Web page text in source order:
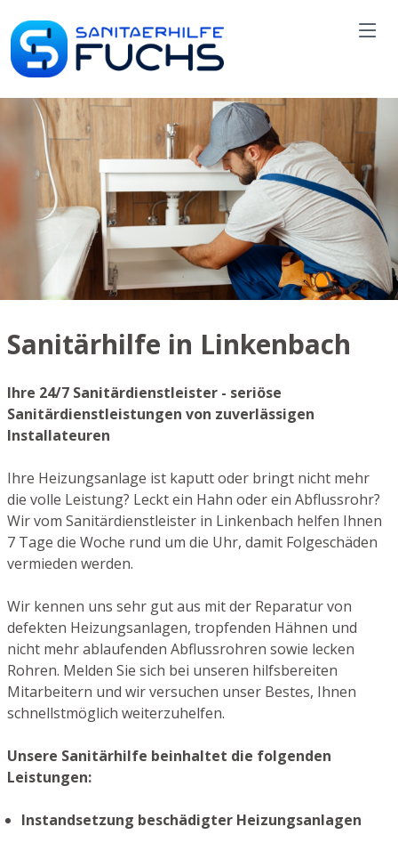
Sanitärhilfe in Linkenbach
Ihre 24/7 Sanitärdienstleister - seriöse
Sanitärdienstleistungen von zuverlässigen
Installateuren
Ihre Heizungsanlage ist kaputt oder bringt nicht mehr
die volle Leistung? Leckt ein Hahn oder ein Abflussrohr?
Wir vom Sanitärdienstleister in Linkenbach helfen Ihnen
7 Tage die Woche rund um die Uhr, damit Folgeschäden
vermieden werden.
Wir kennen uns sehr gut aus mit der Reparatur von
defekten Heizungsanlagen, tropfenden Hähnen und
nicht mehr ablaufenden Abflussrohren sowie lecken
Rohren. Melden Sie sich bei unseren hilfsbereiten
Mitarbeitern und wir versuchen unser Bestes, Ihnen
schnellstmöglich weiterzuhelfen.
Unsere Sanitärhilfe beinhaltet die folgenden
Leistungen:
Instandsetzung beschädigter Heizungsanlagen